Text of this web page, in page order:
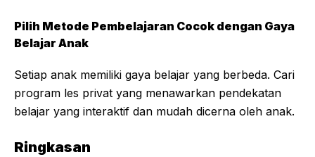
Pilih Metode Pembelajaran Cocok dengan Gaya
Belajar Anak
Setiap anak memiliki gaya belajar yang berbeda. Cari
program les privat yang menawarkan pendekatan
belajar yang interaktif dan mudah dicerna oleh anak.
Ringkasan